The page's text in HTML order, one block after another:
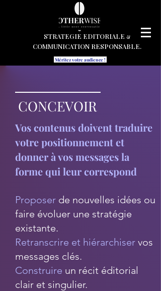
STRATEGIE EDITORIALE &
COMMUNICATION RESPONSABLE.
Méritez votre audience !
CONCEVOIR
Vos contenus doivent traduire
votre positionnement et
donner à vos messages la
forme qui leur correspond
Proposer de nouvelles idées ou
faire évoluer une stratégie
existante.
Retranscrire et hiérarchiser vos
messages clés.
Construire un récit éditorial
clair et singulier.